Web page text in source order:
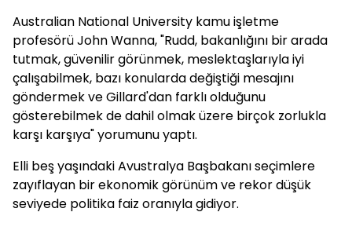
Australian National University kamu işletme
profesörü John Wanna, "Rudd, bakanlığını bir arada
tutmak, güvenilir görünmek, meslektaşlarıyla iyi
çalışabilmek, bazı konularda değiştiği mesajını
göndermek ve Gillard'dan farklı olduğunu
gösterebilmek de dahil olmak üzere birçok zorlukla
karşı karşıya" yorumunu yaptı.
Elli beş yaşındaki Avustralya Başbakanı seçimlere
zayıflayan bir ekonomik görünüm ve rekor düşük
seviyede politika faiz oranıyla gidiyor.